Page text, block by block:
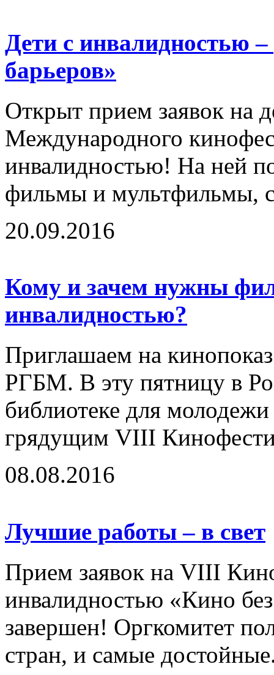
Дети с инвалидностью
барьеров»
Открыт прием заявок на
Международного
инвалидностью! На ней
фильмы и мультфильмы,
20.09.2016
Кому и зачем нужны
инвалидностью?
Приглашаем на
РГБМ. В эту пятницу в
библиотеке для молодежи
грядущим VIII
08.08.2016
Лучшие работы – в свет
Прием заявок на VIII
инвалидностью «Кино
завершен! Оргкомитет
стран, и самые